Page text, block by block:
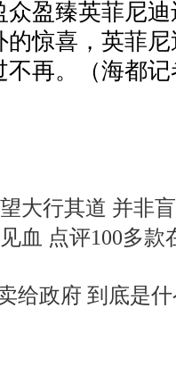
盈臻英菲尼迪
惊喜，英菲
不再。（海都
大行其道 并非
血 点评100多款
给政府 到底是